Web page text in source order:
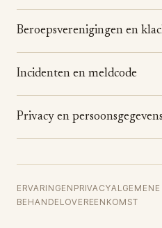
Beroepsverenigingen en
Incidenten en meldcode
Privacy en persoonsgegevens
ERVARINGEN PRIVACY
BEHANDELOVEREENKOMST